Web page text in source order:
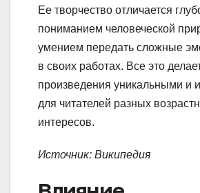
Ее творчество отличается
пониманием человеческой
умением передать сложные
в своих работах. Все это
произведения уникальными и
для читателей разных
интересов.
Источник: Википедия